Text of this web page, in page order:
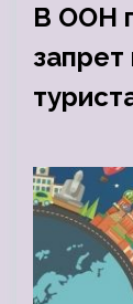
В ООН
запрет